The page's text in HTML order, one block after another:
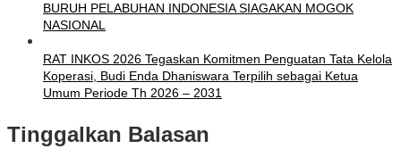
BURUH PELABUHAN INDONESIA SIAGAKAN MOGOK
NASIONAL
RAT INKOS 2026 Tegaskan Komitmen Penguatan Tata Kelola
Koperasi, Budi Enda Dhaniswara Terpilih sebagai Ketua
Umum Periode Th 2026 – 2031
Tinggalkan Balasan